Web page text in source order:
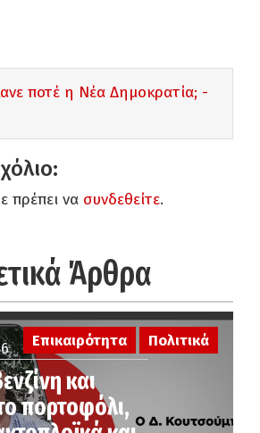
ποτέ η Νέα Δημοκρατία; -
πρέπει να συνδεθείτε.
Άρθρα
Επικαιρότητα Πολιτικά
και
πορτοφόλι,